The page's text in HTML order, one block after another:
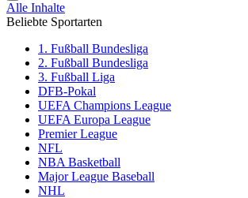
Alle Inhalte
Beliebte Sportarten
1. Fußball Bundesliga
2. Fußball Bundesliga
3. Fußball Liga
DFB-Pokal
UEFA Champions League
UEFA Europa League
Premier League
NFL
NBA Basketball
Major League Baseball
NHL